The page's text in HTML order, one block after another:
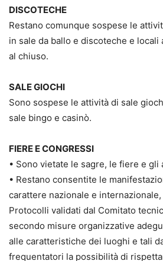
DISCOTECHE
Restano comunque sospese le
in sale da ballo e discoteche e locali
al chiuso.
SALE GIOCHI
Sono sospese le attività di sale
sale bingo e casinò.
FIERE E CONGRESSI
• Sono vietate le sagre, le fiere e gli
• Restano consentite le
carattere nazionale e
Protocolli validati dal Comitato
secondo misure organizzative
alle caratteristiche dei luoghi e tali
frequentatori la possibilità di